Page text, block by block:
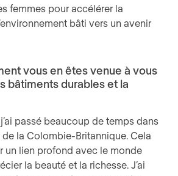
femmes pour accélérer la
bâti vers un avenir
vous en êtes venue à vous
bâtiments durables et la
passé beaucoup de temps dans
la Colombie-Britannique. Cela
un lien profond avec le monde
la beauté et la richesse. J’ai